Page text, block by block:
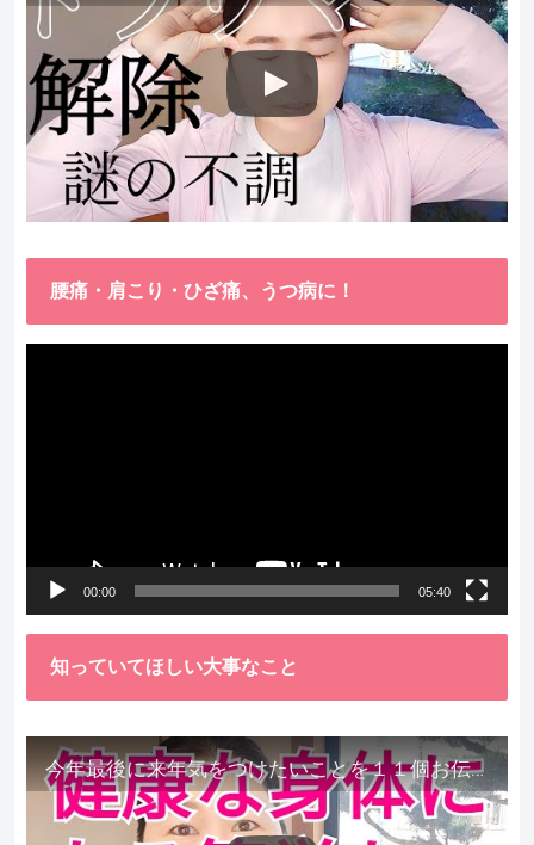
腰痛・肩こり・ひざ痛、うつ病に！
00:00 05:40
知っていてほしい大事なこと
今年最後に来年気をつけたいことを１１個お伝えします。